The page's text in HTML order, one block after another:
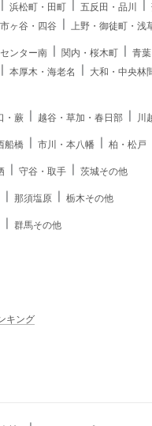
浜松町・田町 五反田・品川
市ヶ谷・四谷 上野・御徒町・浅
ンター南 関内・桜木町 青
本厚木・海老名 大和・中央林
・蕨 越谷・草加・春日部 川
船橋 市川・本八幡 柏・松戸
守谷・取手 茨城その他
那須塩原 栃木その他
群馬その他
キング